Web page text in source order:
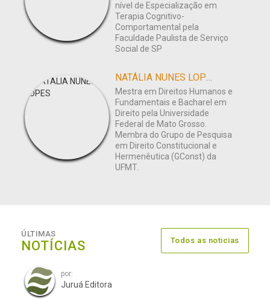
nível de Especialização em
Terapia Cognitivo-
Comportamental pela
Faculdade Paulista de Serviço
Social de SP
NATÁLIA NUNES LOPES
Mestra em Direitos Humanos e
Fundamentais e Bacharel em
Direito pela Universidade
Federal de Mato Grosso.
Membra do Grupo de Pesquisa
em Direito Constitucional e
Hermenêutica (GConst) da
UFMT.
ÚLTIMAS
NOTÍCIAS Todos as noticias
por:
Juruá Editora